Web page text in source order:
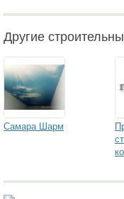
Другие
Самара Шарм